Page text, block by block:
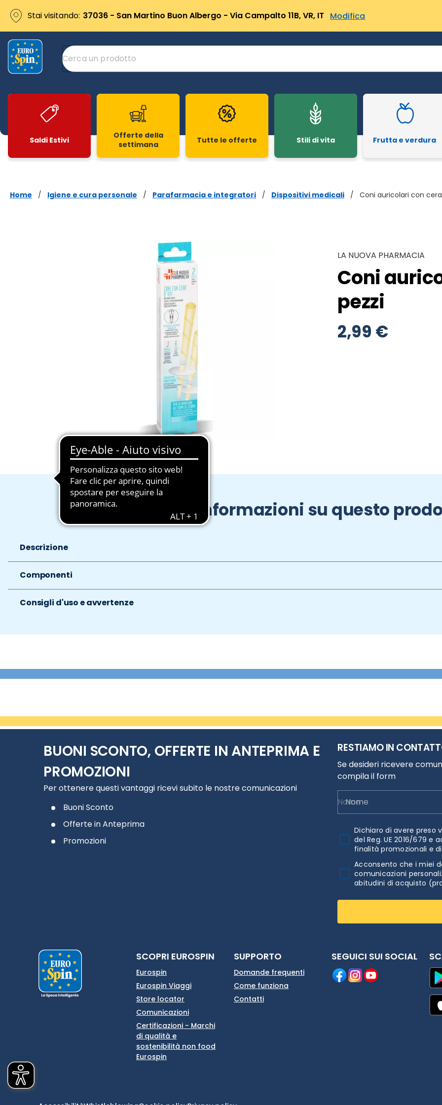
Stai visitando: 37036 - San Martino Buon Albergo - Via Campalto 11B, VR, IT Modifica
Saldi Estivi
Offerte della
settimana
Tutte le offerte Stili di vita Frutta e verdura
Home / Igiene e cura personale / Parafarmacia e integratori / Dispositivi medicali / Coni auricolari con
LA NUOVA PHARMACIA
Coni
pezzi
2,99 €
Informazioni su questo
Descrizione
Componenti
Consigli d'uso e avvertenze
BUONI SCONTO, OFFERTE IN ANTEPRIMA E
PROMOZIONI
Per ottenere questi vantaggi ricevi subito le nostre comunicazioni
Buoni Sconto
Offerte in Anteprima
Promozioni
RESTIAMO IN
Se desideri ricevere
compila il form
Nome
Dichiaro di avere preso
del Reg. UE 2016/679
finalità promozionali e
Acconsento che i miei
comunicazioni
abitudini di acquisto
SCOPRI EUROSPIN
Eurospin
Eurospin Viaggi
Store locator
Comunicazioni
Certificazioni - Marchi
di qualità e
sostenibilità non food
Eurospin
SUPPORTO
Domande frequenti
Come funziona
Contatti
SEGUICI SUI SOCIAL